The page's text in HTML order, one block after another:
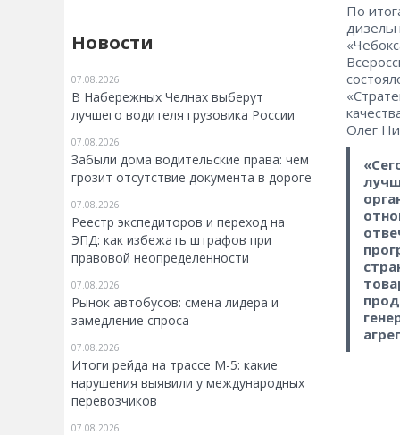
Новости
07.08.2026
В Набережных Челнах выберут
лучшего водителя грузовика России
07.08.2026
Забыли дома водительские права: чем
грозит отсутствие документа в дороге
07.08.2026
Реестр экспедиторов и переход на
ЭПД: как избежать штрафов при
правовой неопределенности
07.08.2026
Рынок автобусов: смена лидера и
замедление спроса
07.08.2026
Итоги рейда на трассе М-5: какие
нарушения выявили у международных
перевозчиков
07.08.2026
По
Олег